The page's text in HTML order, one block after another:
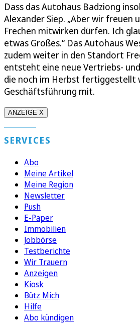
Dass das Autohaus Badziong
Alexander Siep. „Aber wir freuen
Frechen mitwirken dürfen. Ich
etwas Großes.“ Das Autohaus
zudem weiter in den Standort
entsteht eine neue Vertriebs-
die noch im Herbst fertiggestellt
Geschäftsführung mit.
ANZEIGE X
SERVICES
Abo
Meine Artikel
Meine Region
Newsletter
Push
E-Paper
Immobilien
Jobbörse
Testberichte
Wir Trauern
Anzeigen
Kiosk
Bütz Mich
Hilfe
Abo kündigen